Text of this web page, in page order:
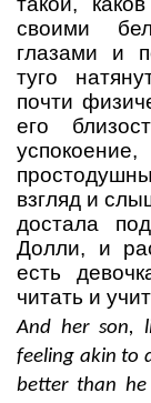
своими
глазами и
туго
почти
его
взгляд и
достала
Долли, и
есть
читать и
And her son,
feeling akin to
better than